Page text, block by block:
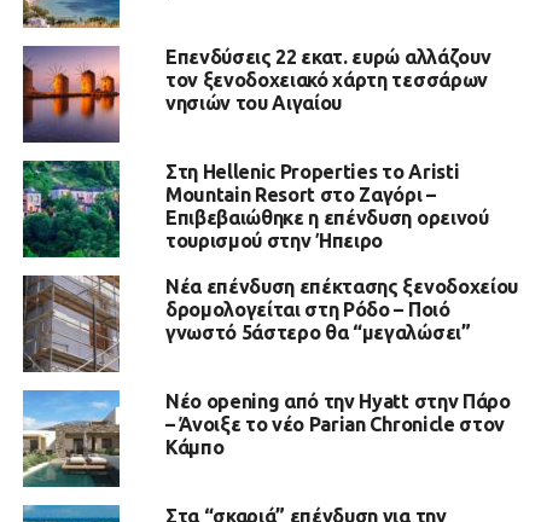
Επενδύσεις 22 εκατ. ευρώ αλλάζουν
τον ξενοδοχειακό χάρτη τεσσάρων
νησιών του Αιγαίου
Στη Hellenic Properties το Aristi
Mountain Resort στο Ζαγόρι –
Επιβεβαιώθηκε η επένδυση ορεινού
τουρισμού στην Ήπειρο
Νέα επένδυση επέκτασης ξενοδοχείου
δρομολογείται στη Ρόδο – Ποιό
γνωστό 5άστερο θα “μεγαλώσει”
Νέο opening από την Hyatt στην Πάρο
– Άνοιξε το νέο Parian Chronicle στον
Κάμπο
Στα “σκαριά” επένδυση για την